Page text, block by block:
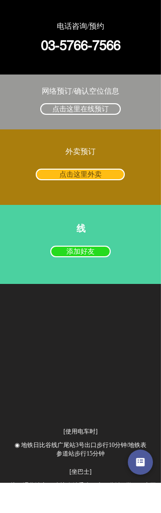
电话咨询/预约
03-5766-7566
网络预订/确认空位信息
点击这里在线预订
外卖预订
点击这里外卖
线
添加好友
[使用电车时]
◉ 地铁日比谷线广尾站3号出口步行10分钟/地铁表
参道站步行15分钟
[坐巴士]